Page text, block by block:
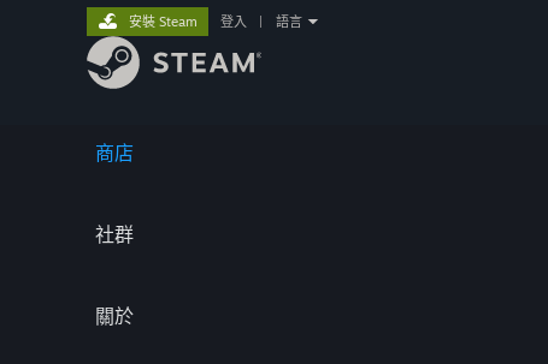
商店
社群
關於
安裝 Steam 登入 語言